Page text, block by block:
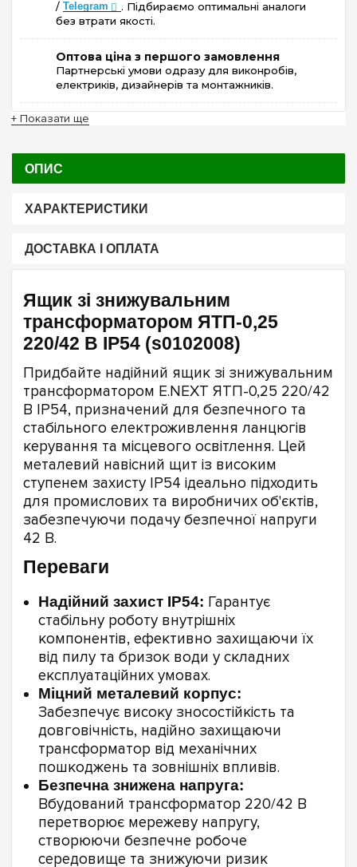
/ Telegram
. Підбираємо оптимальні аналоги
без втрати якості.
Оптова ціна з першого замовлення
Партнерські умови одразу для виконробів,
електриків, дизайнерів та монтажників.
+ Показати ще
ОПИС
ХАРАКТЕРИСТИКИ
ДОСТАВКА І ОПЛАТА
Ящик зі знижувальним
трансформатором ЯТП-0,25
220/42 В IP54 (s0102008)
Придбайте надійний ящик зі знижувальним
трансформатором E.NEXT ЯТП-0,25 220/42
В IP54, призначений для безпечного та
стабільного електроживлення ланцюгів
керування та місцевого освітлення. Цей
металевий навісний щит із високим
ступенем захисту IP54 ідеально підходить
для промислових та виробничих об'єктів,
забезпечуючи подачу безпечної напруги
42 В.
Переваги
Надійний захист IP54: Гарантує
стабільну роботу внутрішніх
компонентів, ефективно захищаючи їх
від пилу та бризок води у складних
експлуатаційних умовах.
Міцний металевий корпус:
Забезпечує високу зносостійкість та
довговічність, надійно захищаючи
трансформатор від механічних
пошкоджень та зовнішніх впливів.
Безпечна знижена напруга:
Вбудований трансформатор 220/42 В
перетворює мережеву напругу,
створюючи безпечне робоче
середовище та знижуючи ризик